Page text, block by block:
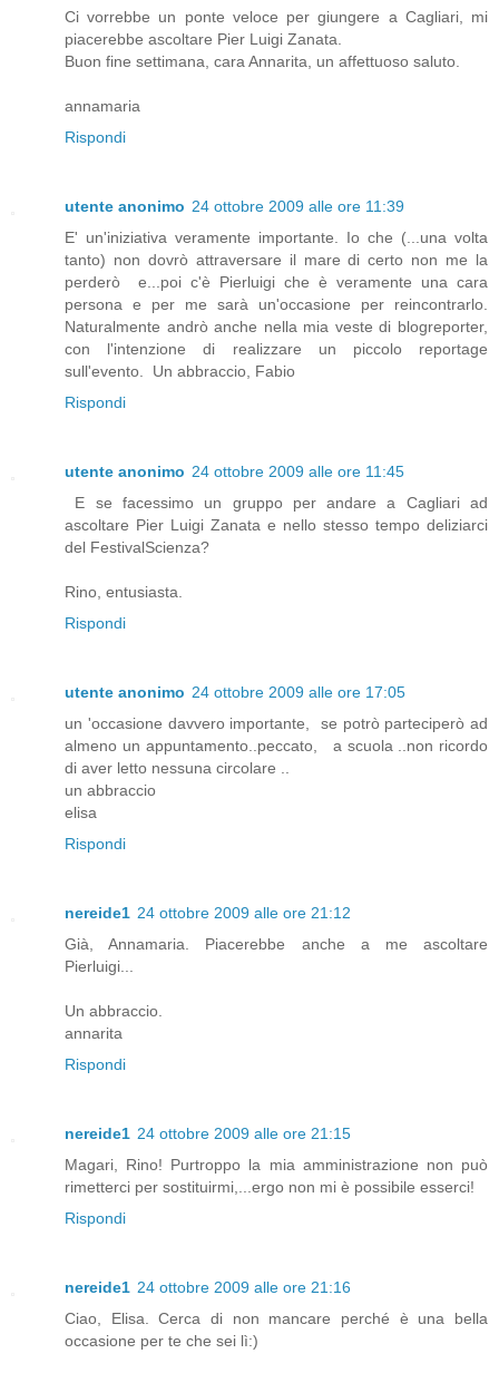
Ci vorrebbe un ponte veloce per giungere a Cagliari, mi
piacerebbe ascoltare Pier Luigi Zanata.
Buon fine settimana, cara Annarita, un affettuoso saluto.
annamaria
Rispondi
utente anonimo 24 ottobre 2009 alle ore 11:39
E' un'iniziativa veramente importante. Io che (...una volta
tanto) non dovrò attraversare il mare di certo non me la
perderò e...poi c'è Pierluigi che è veramente una cara
persona e per me sarà un'occasione per reincontrarlo.
Naturalmente andrò anche nella mia veste di blogreporter,
con l'intenzione di realizzare un piccolo reportage
sull'evento. Un abbraccio, Fabio
Rispondi
utente anonimo 24 ottobre 2009 alle ore 11:45
E se facessimo un gruppo per andare a Cagliari ad
ascoltare Pier Luigi Zanata e nello stesso tempo deliziarci
del FestivalScienza?
Rino, entusiasta.
Rispondi
utente anonimo 24 ottobre 2009 alle ore 17:05
un 'occasione davvero importante, se potrò parteciperò ad
almeno un appuntamento..peccato, a scuola ..non ricordo
di aver letto nessuna circolare ..
un abbraccio
elisa
Rispondi
nereide1 24 ottobre 2009 alle ore 21:12
Già, Annamaria. Piacerebbe anche a me ascoltare
Pierluigi...
Un abbraccio.
annarita
Rispondi
nereide1 24 ottobre 2009 alle ore 21:15
Magari, Rino! Purtroppo la mia amministrazione non può
rimetterci per sostituirmi,...ergo non mi è possibile esserci!
Rispondi
nereide1 24 ottobre 2009 alle ore 21:16
Ciao, Elisa. Cerca di non mancare perché è una bella
occasione per te che sei lì:)